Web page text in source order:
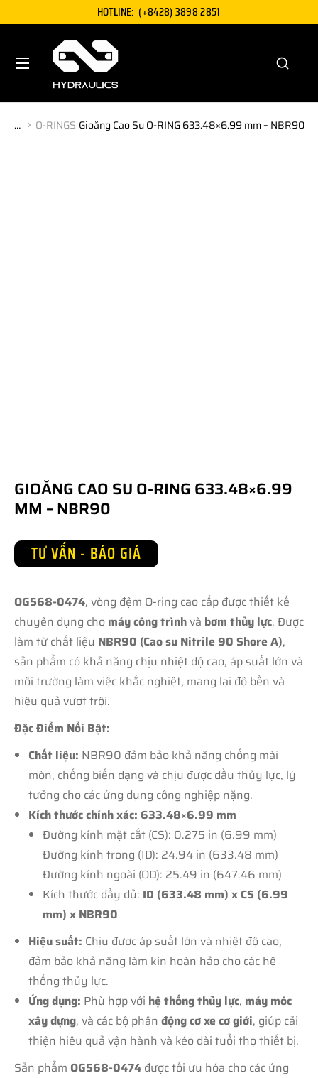
HOTLINE: (+8428) 3898 2851
You are here:
O-RINGS Gioăng Cao Su O-RING 633.48×6.99 mm – NBR90
GIOĂNG CAO SU O-RING 633.48×6.99
MM – NBR90
TƯ VẤN - BÁO GIÁ
OG568-0474, vòng đệm O-ring cao cấp được thiết kế
chuyên dụng cho máy công trìnhvà bơm thủy lực. Được
làm từ chất liệu NBR90 (Cao su Nitrile 90 Shore A),
sản phẩm có khả năng chịu nhiệt độ cao, áp suất lớn và
môi trường làm việc khắc nghiệt, mang lại độ bền và
hiệu quả vượt trội.
Đặc Điểm Nổi Bật:
Chất liệu: NBR90 đảm bảo khả năng chống mài
mòn, chống biến dạng và chịu được dầu thủy lực, lý
tưởng cho các ứng dụng công nghiệp nặng.
Kích thước chính xác: 633.48×6.99 mm
Đường kính mặt cắt (CS): 0.275 in (6.99 mm)
Đường kính trong (ID): 24.94 in (633.48 mm)
Đường kính ngoài (OD): 25.49 in (647.46 mm)
Kích thước đầy đủ: ID (633.48 mm) x CS (6.99
mm) x NBR90
Hiệu suất: Chịu được áp suất lớn và nhiệt độ cao,
đảm bảo khả năng làm kín hoàn hảo cho các hệ
thống thủy lực.
Ứng dụng: Phù hợp với hệ thống thủy lực, máy móc
xây dựng, và các bộ phận động cơ xe cơ giới, giúp cải
thiện hiệu quả vận hành và kéo dài tuổi thọ thiết bị.
Sản phẩm OG568-0474 được tối ưu hóa cho các ứng